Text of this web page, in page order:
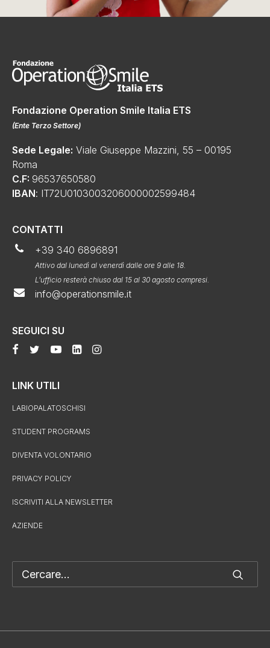
Fondazione Operation Smile Italia ETS
(Ente Terzo Settore)
Sede Legale: Viale Giuseppe Mazzini, 55 – 00195
Roma
C.F: 96537650580
IBAN: IT72U0103003206000002599484
CONTATTI
+39 340 6896891
Attivo dal lunedì al venerdì dalle ore 9 alle 18.
L’ufficio resterà chiuso dal 15 al 30 agosto compresi.
info@operationsmile.it
SEGUICI SU
LINK UTILI
LABIOPALATOSCHISI
STUDENT PROGRAMS
DIVENTA VOLONTARIO
PRIVACY POLICY
ISCRIVITI ALLA NEWSLETTER
AZIENDE